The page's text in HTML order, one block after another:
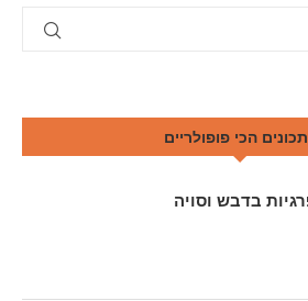
הכי פופולריים
בדבש וסויה